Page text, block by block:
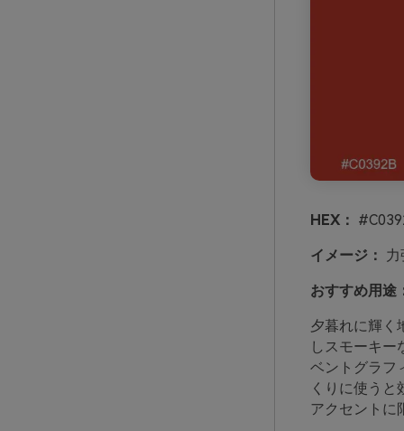
HEX：
イメージ：
おすすめ用途
夕暮れに輝く
しスモーキー
ベントグラフ
くりに使う
アクセントに